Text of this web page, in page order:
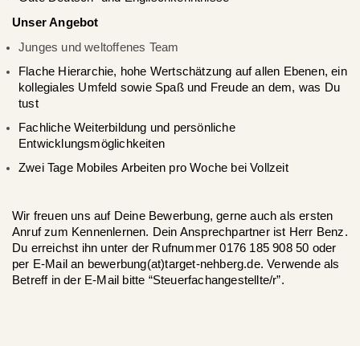
Unser Angebot
Junges und weltoffenes Team
Flache Hierarchie, hohe Wertschätzung auf allen Ebenen, ein
kollegiales Umfeld sowie Spaß und Freude an dem, was Du
tust
Fachliche Weiterbildung und persönliche
Entwicklungsmöglichkeiten
Zwei Tage Mobiles Arbeiten pro Woche bei Vollzeit
Wir freuen uns auf Deine Bewerbung, gerne auch als ersten
Anruf zum Kennenlernen. Dein Ansprechpartner ist Herr Benz.
Du erreichst ihn unter der Rufnummer 0176 185 908 50 oder
per E-Mail an bewerbung(at)target-nehberg.de. Verwende als
Betreff in der E-Mail bitte “Steuerfachangestellte/r”.